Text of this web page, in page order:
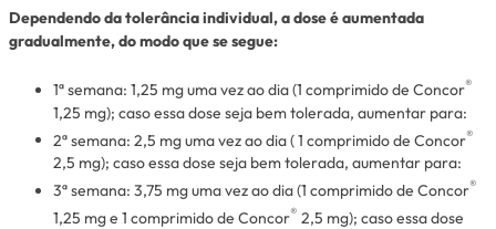
Dependendo da tolerância individual, a dose é aumentada
gradualmente, do modo que se segue:
1ª semana: 1,25 mg uma vez ao dia (1 comprimido de Concor®
1,25 mg); caso essa dose seja bem tolerada, aumentar para:
2ª semana: 2,5 mg uma vez ao dia ( 1 comprimido de Concor®
2,5 mg); caso essa dose seja bem tolerada, aumentar para:
3ª semana: 3,75 mg uma vez ao dia (1 comprimido de Concor®
1,25 mg e 1 comprimido de Concor® 2,5 mg); caso essa dose